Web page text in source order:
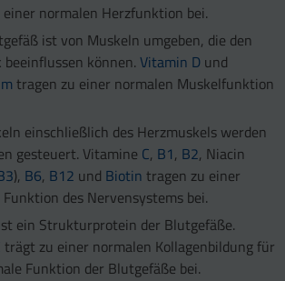
normalen Herzfunktion bei.
ist von Muskeln umgeben, die den
können. Vitamin Dund
tragen zu einer normalen Muskelfunktion
einschließlich des Herzmuskels werden
gesteuert. Vitamine C, B1, B2, Niacin
), B6, B12 und Biotin tragen zu einer
des Nervensystems bei.
ein Strukturprotein der Blutgefäße.
trägt zu einer normalen Kollagenbildung für
Funktion der Blutgefäße bei.